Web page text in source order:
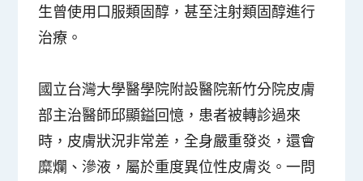
生曾使用口服類固醇，甚至注射類固醇進行
治療。
國立台灣大學醫學院附設醫院新竹分院皮膚
部主治醫師邱顯鎰回憶，患者被轉診過來
時，皮膚狀況非常差，全身嚴重發炎，還會
糜爛、滲液，屬於重度異位性皮膚炎。一問